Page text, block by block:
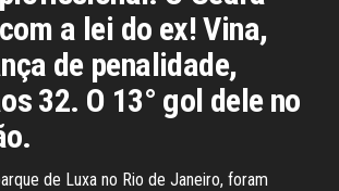
a lei do ex! Vina,
de penalidade,
32. O 13° gol dele no
de Luxa no Rio de Janeiro, foram